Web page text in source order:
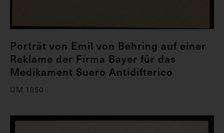
Porträt von Emil von Behring auf einer
Reklame der Firma Bayer für das
Medikament Suero Antidifterico
UM 1950